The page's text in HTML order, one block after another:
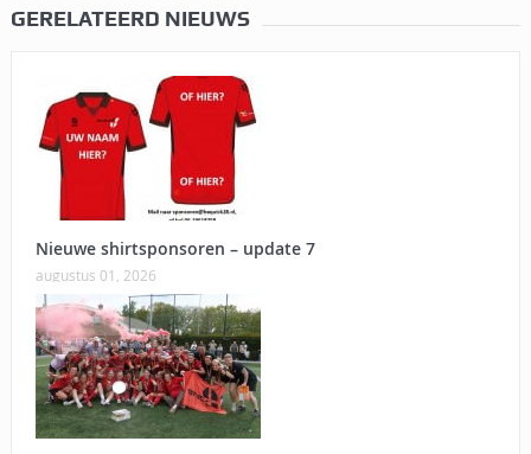
GERELATEERD NIEUWS
Nieuwe shirtsponsoren – update 7
augustus 01, 2026